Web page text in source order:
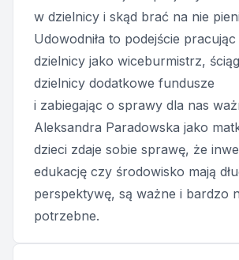
w dzielnicy i skąd brać na nie
Udowodniła to podejście
dzielnicy jako wiceburmistrz,
dzielnicy dodatkowe fundusze
i zabiegając o sprawy dla nas
Aleksandra Paradowska jako
dzieci zdaje sobie sprawę, że
edukację czy środowisko mają
perspektywę, są ważne i bardzo
potrzebne.